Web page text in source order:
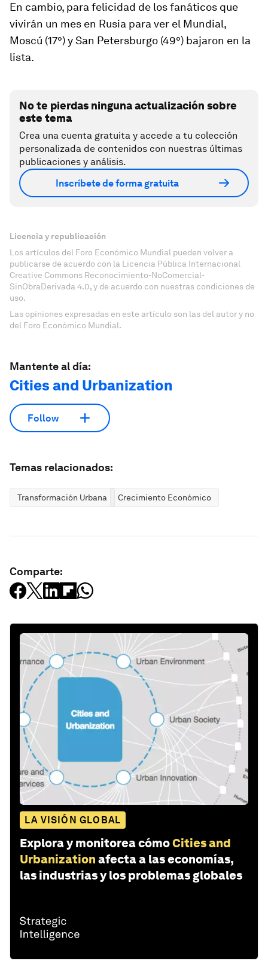
En cambio, para felicidad de los fanáticos que
vivirán un mes en Rusia para ver el Mundial,
Moscú (17°) y San Petersburgo (49°) bajaron en la
lista.
No te pierdas ninguna actualización sobre
este tema
Crea una cuenta gratuita y accede a tu colección
personalizada de contenidos con nuestras últimas
publicaciones y análisis.
Inscríbete de forma gratuita
Licencia y republicación
Los artículos del Foro Económico Mundial pueden volver a
publicarse de acuerdo con la Licencia Pública Internacional
Creative Commons Reconocimiento-NoComercial-
SinObraDerivada 4.0, y de acuerdo con nuestras condiciones de
uso.
Las opiniones expresadas en este artículo son las del autor y no
del Foro Económico Mundial.
Mantente al día:
Cities and Urbanization
Follow
Temas relacionados:
Transformación Urbana Crecimiento Económico
Comparte:
LA VISIÓN GLOBAL
Explora y monitorea cómoCities and
Urbanization afecta a las economías,
las industrias y los problemas globales